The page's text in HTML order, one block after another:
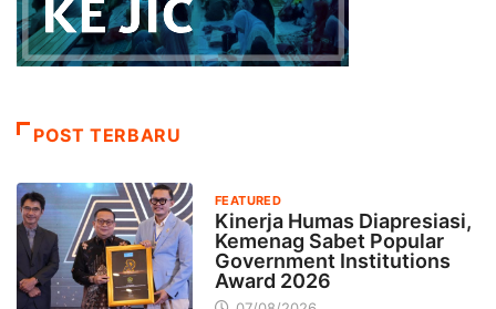
POST TERBARU
FEATURED
Kinerja Humas Diapresiasi,
Kemenag Sabet Popular
Government Institutions
Award 2026